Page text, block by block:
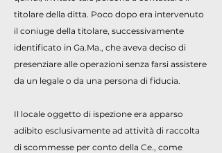
titolare della ditta. Poco dopo era intervenuto
il coniuge della titolare, successivamente
identificato in Ga.Ma., che aveva deciso di
presenziare alle operazioni senza farsi assistere
da un legale o da una persona di fiducia.
Il locale oggetto di ispezione era apparso
adibito esclusivamente ad attività di raccolta
di scommesse per conto della Ce., come